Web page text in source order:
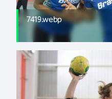
7419.webp